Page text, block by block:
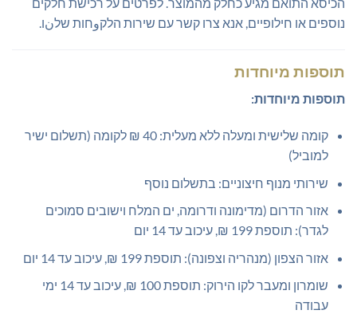
נוספים או חילופיים, אנא צרו קשר עם שירות הלקوחות שלنו.
תוספות מיוחדות
תוספות מיוחדות:
קומה שלישית ומעלה ללא מעלית: 40 ₪ לקומה (תשלום ישיר
למוביל)
שירותי מנוף חיצוניים: בתשלום נוסף
אזור הדרום (מדימונה ודרומה, ים המלח וישובים סמוכים
לגדר): תוספת 199 ₪, עיכוב עד 14 יום
אזור הצפון (מנהריה וצפונה): תוספת 199 ₪, עיכוב עד 14 יום
שומרון ומעבר לקו הירוק: תוספת 100 ₪, עיכוב עד 14 ימי
עבודה